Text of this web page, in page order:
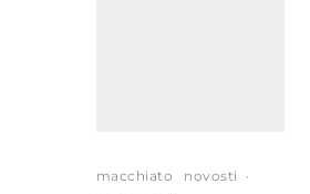
macchiato novosti
·